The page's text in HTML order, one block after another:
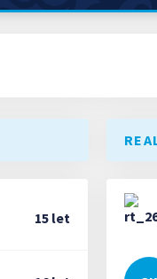
15 let